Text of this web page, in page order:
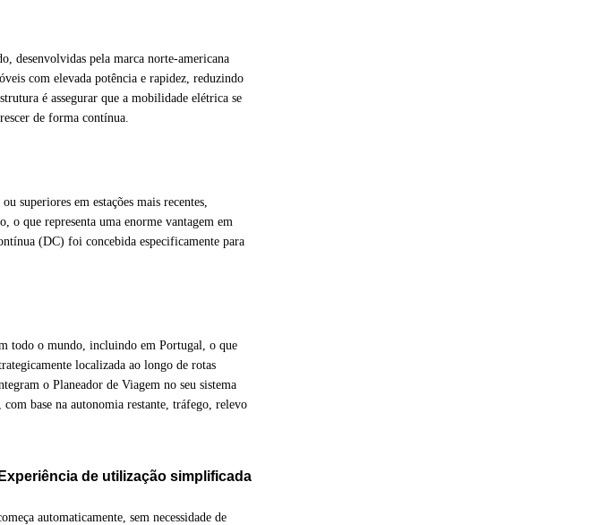
desenvolvidas pela marca norte-americana
com elevada potência e rapidez, reduzindo
é assegurar que a mobilidade elétrica se
de forma contínua.
ou superiores em estações mais recentes,
o que representa uma enorme vantagem em
(DC) foi concebida especificamente para
todo o mundo, incluindo em Portugal, o que
localizada ao longo de rotas
o Planeador de Viagem no seu sistema
base na autonomia restante, tráfego, relevo
de utilização simplificada
automaticamente, sem necessidade de